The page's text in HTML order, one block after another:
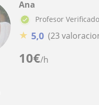
10€/h
Ana
Profesor Verificado
★ 5,0 (23